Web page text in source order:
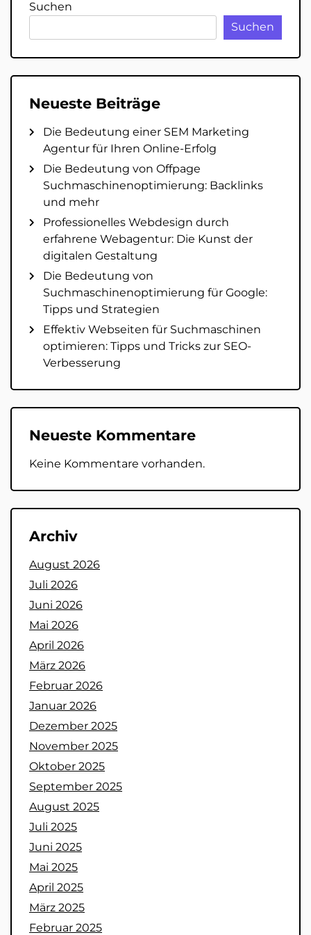
Suchen
Suchen
Neueste Beiträge
Die Bedeutung einer SEM Marketing
Agentur für Ihren Online-Erfolg
Die Bedeutung von Offpage
Suchmaschinenoptimierung: Backlinks
und mehr
Professionelles Webdesign durch
erfahrene Webagentur: Die Kunst der
digitalen Gestaltung
Die Bedeutung von
Suchmaschinenoptimierung für Google:
Tipps und Strategien
Effektiv Webseiten für Suchmaschinen
optimieren: Tipps und Tricks zur SEO-
Verbesserung
Neueste Kommentare
Keine Kommentare vorhanden.
Archiv
August 2026
Juli 2026
Juni 2026
Mai 2026
April 2026
März 2026
Februar 2026
Januar 2026
Dezember 2025
November 2025
Oktober 2025
September 2025
August 2025
Juli 2025
Juni 2025
Mai 2025
April 2025
März 2025
Februar 2025